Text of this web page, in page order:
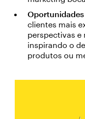
clientes mais
perspectivas e
inspirando o
produtos ou